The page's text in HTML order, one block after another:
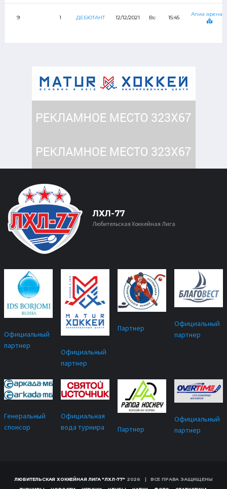
9 1 ДЕБЮТАНТ 12/12/2021 Вс 15:45
Апиа арена-2
ЛХЛ-77
Любительская Хоккейная Лига
Официальный
партнер
Официальный
партнер
Партнер
Официальный
партнер
Генеральный
спонсор
Официальная
вода турнира
Партнер
Официальный
партнер
ЛЮБИТЕЛЬСКАЯ ХОККЕЙНАЯ ЛИГА "ЛХЛ-77"2026 | ВСЕ ПРАВА ЗАЩИЩЕНЫ